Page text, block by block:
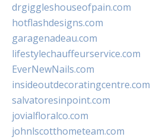
drgiggleshouseofpain.com
hotflashdesigns.com
garagenadeau.com
lifestylechauffeurservice.com
EverNewNails.com
insideoutdecoratingcentre.com
salvatoresinpoint.com
jovialfloralco.com
johnlscotthometeam.com